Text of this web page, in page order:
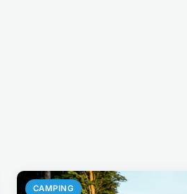
CAMPING